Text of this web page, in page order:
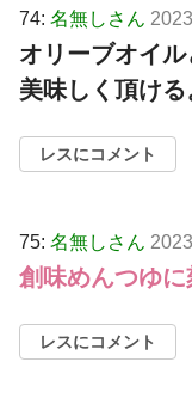
74: 名無しさん
オリーブオイ
美味しく頂ける
レスにコメント
75: 名無しさん
創味めんつゆ
レスにコメント